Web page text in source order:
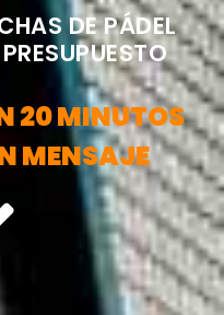
DE PÁDEL
20 MINUTOS
MENSAJE